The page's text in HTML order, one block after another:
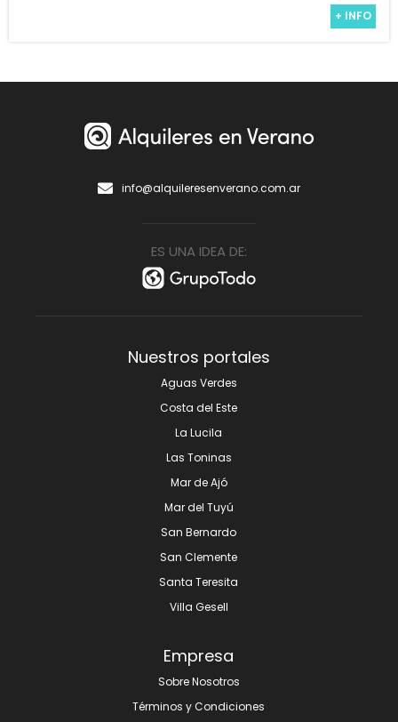
+ INFO
info@alquileresenverano.com.ar
ES UNA IDEA DE:
Nuestros portales
Aguas Verdes
Costa del Este
La Lucila
Las Toninas
Mar de Ajó
Mar del Tuyú
San Bernardo
San Clemente
Santa Teresita
Villa Gesell
Empresa
Sobre Nosotros
Términos y Condiciones